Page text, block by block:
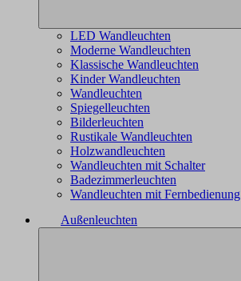
LED Wandleuchten
Moderne Wandleuchten
Klassische Wandleuchten
Kinder Wandleuchten
Wandleuchten
Spiegelleuchten
Bilderleuchten
Rustikale Wandleuchten
Holzwandleuchten
Wandleuchten mit Schalter
Badezimmerleuchten
Wandleuchten mit Fernbedienung
Außenleuchten